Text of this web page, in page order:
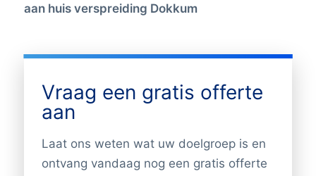
aan huis verspreiding Dokkum
Vraag een gratis offerte
aan
Laat ons weten wat uw doelgroep is en
ontvang vandaag nog een gratis offerte